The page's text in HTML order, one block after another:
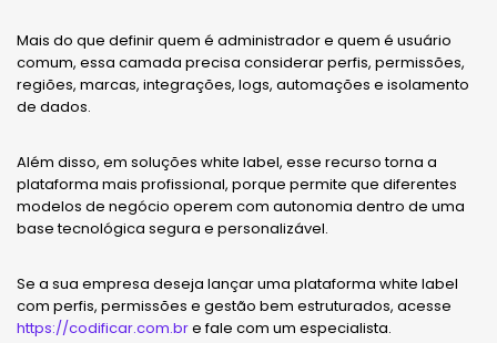
Mais do que definir quem é administrador e quem é usuário
comum, essa camada precisa considerar perfis, permissões,
regiões, marcas, integrações, logs, automações e isolamento
de dados.
Além disso, em soluções white label, esse recurso torna a
plataforma mais profissional, porque permite que diferentes
modelos de negócio operem com autonomia dentro de uma
base tecnológica segura e personalizável.
Se a sua empresa deseja lançar uma plataforma white label
com perfis, permissões e gestão bem estruturados, acesse
https://codificar.com.bre fale com um especialista.